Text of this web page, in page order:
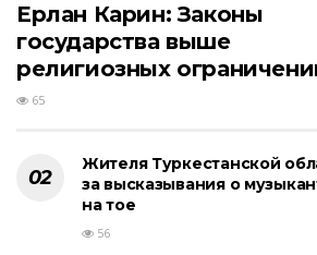
Ерлан Карин: Законы
государства выше
религиозных
65
Жителя Туркестанской
за высказывания о
на тое
56